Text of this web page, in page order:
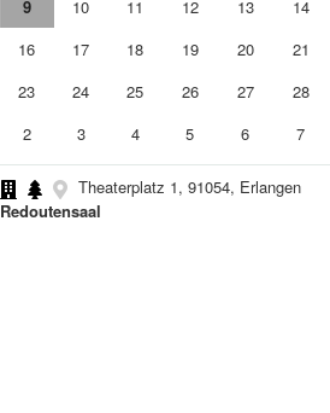
9
10 11 12 13 14
16
17 18 19 20 21
23
24 25 26 27 28
2
3 4 5 6 7
Theaterplatz 1, 91054, Erlangen
Redoutensaal